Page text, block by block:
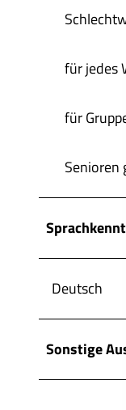
für jedes
für
Senioren
Deutsch
Sonstige